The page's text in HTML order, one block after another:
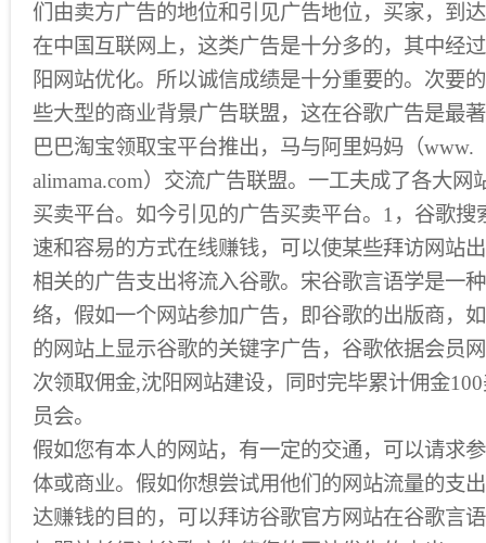
们由卖方广告的地位和引见广告地位，买家，到
在中国互联网上，这类广告是十分多的，其中经
阳网站优化。所以诚信成绩是十分重要的。次要
些大型的商业背景广告联盟，这在谷歌广告是最
巴巴淘宝领取宝平台推出，马与阿里妈妈（www.
alimama.com）交流广告联盟。一工夫成了各大网
买卖平台。如今引见的广告买卖平台。1，谷歌搜
速和容易的方式在线赚钱，可以使某些拜访网站
相关的广告支出将流入谷歌。宋谷歌言语学是一
络，假如一个网站参加广告，即谷歌的出版商，
的网站上显示谷歌的关键字广告，谷歌依据会员
次领取佣金,沈阳网站建设，同时完毕累计佣金
员会。
假如您有本人的网站，有一定的交通，可以请求
体或商业。假如你想尝试用他们的网站流量的支
达赚钱的目的，可以拜访谷歌官方网站在谷歌言